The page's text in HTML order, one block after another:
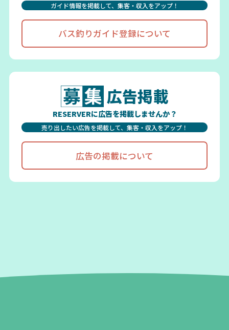
ガイド情報を掲載して、集客・収入をアップ！
バス釣りガイド登録について
広告掲載
RESERVERに広告を掲載しませんか？
売り出したい広告を掲載して、集客・収入をアップ！
広告の掲載について